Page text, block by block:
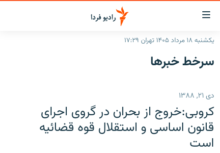
لینک‌های
قابلیت
دسترسی
بازگشت
اصلی
رفتن
صفحه
جستجو
ایران
رادیو
انتخاب کنید و بشنوید
برنامه‌های رادیویی
پادکست
چندرسانه‌ای
یکشنبه ۱۸ مرداد ۱۴۰۵ تهران ۱۷:۲۹
سرخط‌ خبرها
دی ۲۱, ۱۳۸۸
کروبی:خروج از بحران در گروی اجرای
قانون اساسی و استقلال قوه قضائیه
است